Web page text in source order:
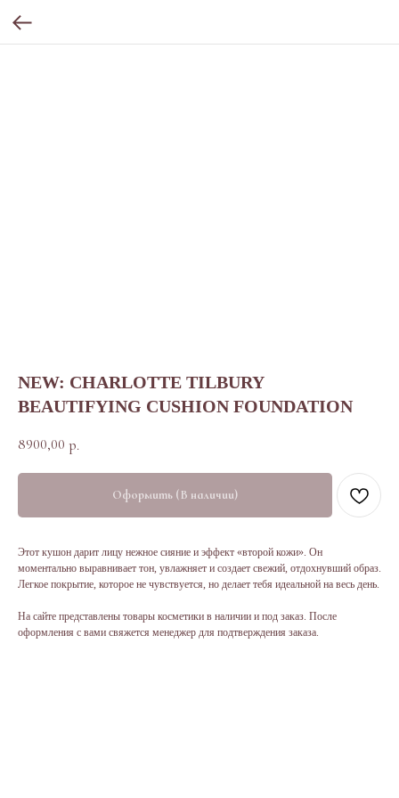
NEW: CHARLOTTE TILBURY
BEAUTIFYING CUSHION FOUNDATION
8900,00 р.
Оформить (В наличии)
Этот кушон дарит лицу нежное сияние и эффект «второй кожи». Он
моментально выравнивает тон, увлажняет и создает свежий, отдохнувший образ.
Легкое покрытие, которое не чувствуется, но делает тебя идеальной на весь день.
На сайте представлены товары косметики в наличии и под заказ. После
оформления с вами свяжется менеджер для подтверждения заказа.